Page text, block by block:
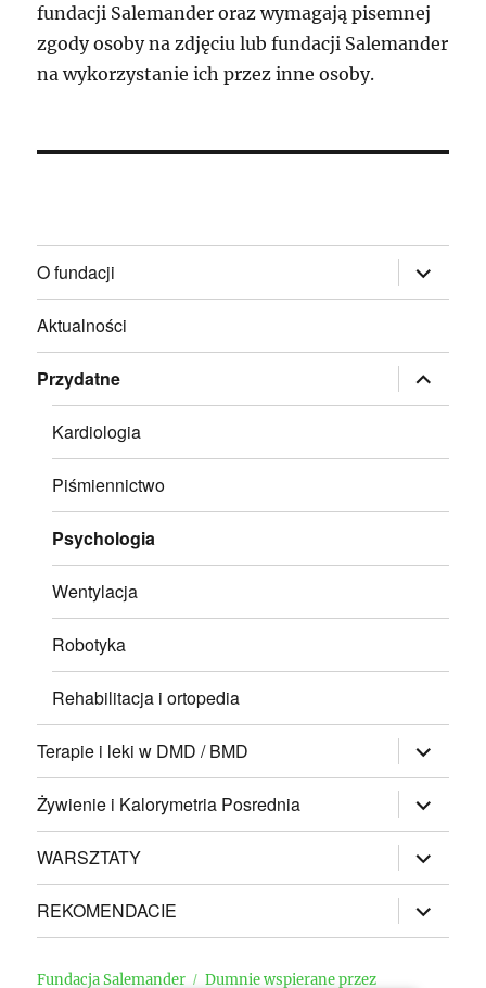
fundacji Salemander oraz wymagają pisemnej
zgody osoby na zdjęciu lub fundacji Salemander
na wykorzystanie ich przez inne osoby.
O fundacji rozwiń
menu
potomne
Aktualności
Przydatne rozwiń
menu
potomne
Kardiologia
Piśmiennictwo
Psychologia
Wentylacja
Robotyka
Rehabilitacja i ortopedia
Terapie i leki w DMD / BMD rozwiń
menu
potomne
Żywienie i Kalorymetria Posrednia
rozwiń
menu
potomne
WARSZTATY
rozwiń
menu
potomne
REKOMENDACIE
rozwiń
menu
potomne
Fundacja Salemander Dumnie wspierane przez